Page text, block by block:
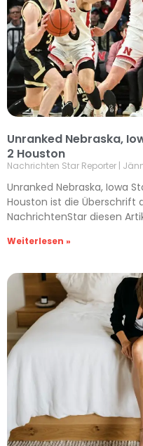
Unranked Nebraska,
2 Houston
Nachrichten Star Reporter
Unranked Nebraska, Iowa
Houston ist die Überschrift
NachrichtenStar diesen
Weiterlesen »